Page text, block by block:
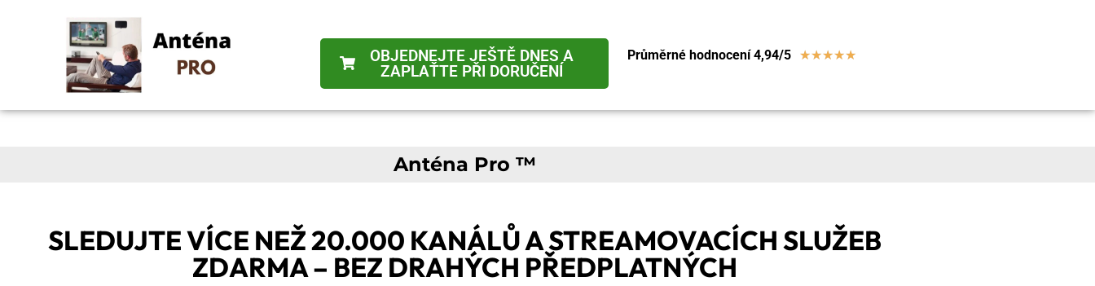
OBJEDNEJTE JEŠTĚ DNES A
ZAPLAŤTE PŘI DORUČENÍ
Průměrné hodnocení 4,94/5 ★★★★★
Anténa Pro ™
SLEDUJTE VÍCE NEŽ 20.000 KANÁLŮ A STREAMOVACÍCH SLUŽEB
ZDARMA – BEZ DRAHÝCH PŘEDPLATNÝCH